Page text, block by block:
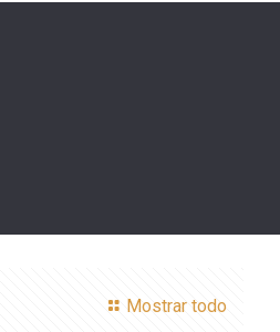
Mostrar todo